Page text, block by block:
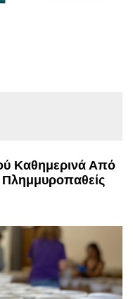
Καθημερινά Από